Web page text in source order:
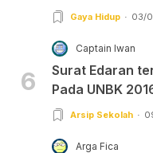
Gaya Hidup 03/
6
Captain Iwan
Surat Edaran
Pada UNBK
Arsip Sekolah
Arga Fica